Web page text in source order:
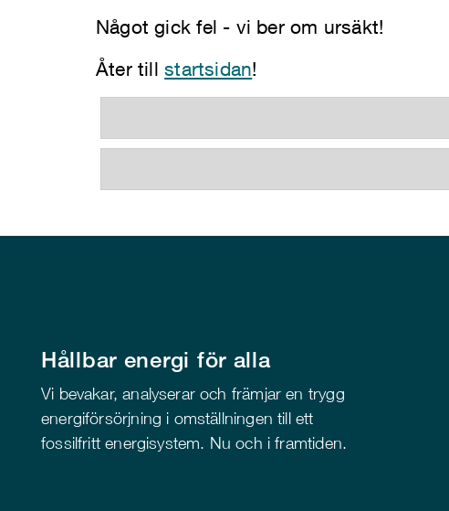
Något gick fel - vi ber om ursäkt!
Åter tillstartsidan!
Hållbar energi för alla
Vi bevakar, analyserar och främjar en trygg
energiförsörjning i omställningen till ett
fossilfritt energisystem. Nu och i framtiden.